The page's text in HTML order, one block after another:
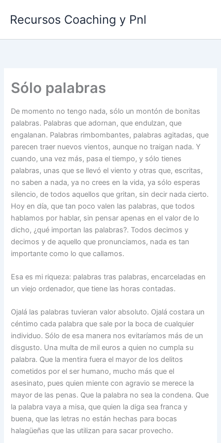
Recursos Coaching y Pnl
Sólo palabras
De momento no tengo nada, sólo un montón de bonitas
palabras. Palabras que adornan, que endulzan, que
engalanan. Palabras rimbombantes, palabras agitadas, que
parecen traer nuevos vientos, aunque no traigan nada. Y
cuando, una vez más, pasa el tiempo, y sólo tienes
palabras, unas que se llevó el viento y otras que, escritas,
no saben a nada, ya no crees en la vida, ya sólo esperas
silencio, de todos aquellos que gritan, sin decir nada cierto.
Hoy en día, que tan poco valen las palabras, que todos
hablamos por hablar, sin pensar apenas en el valor de lo
dicho, ¿qué importan las palabras?. Todos decimos y
decimos y de aquello que pronunciamos, nada es tan
importante como lo que callamos.
Esa es mi riqueza: palabras tras palabras, encarceladas en
un viejo ordenador, que tiene las horas contadas.
Ojalá las palabras tuvieran valor absoluto. Ojalá costara un
céntimo cada palabra que sale por la boca de cualquier
individuo. Sólo de esa manera nos evitaríamos más de un
disgusto. Una multa de mil euros a quien no cumpla su
palabra. Que la mentira fuera el mayor de los delitos
cometidos por el ser humano, mucho más que el
asesinato, pues quien miente con agravio se merece la
mayor de las penas. Que la palabra no sea la condena. Que
la palabra vaya a misa, que quien la diga sea franca y
buena, que las letras no están hechas para bocas
halagüeñas que las utilizan para sacar provecho.